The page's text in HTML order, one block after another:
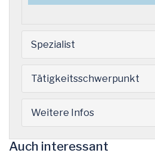
Spezialist
Tätigkeitsschwerpunkt
Weitere Infos
Auch interessant